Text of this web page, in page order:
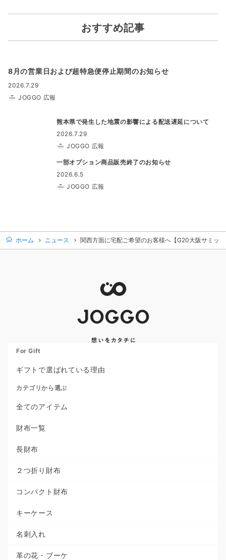
おすすめ記事
8月の営業日および超特急便停止期間のお知らせ
2026.7.29
JOGGO 広報
熊本県で発生した地震の影響による配送遅延について
2026.7.29
JOGGO 広報
一部オプション商品販売終了のお知らせ
2026.6.5
JOGGO 広報
ホーム ニュース 関西方面に宅配ご希望のお客様へ【G20大阪サミッ
For Gift
ギフトで選ばれている理由
カテゴリから選ぶ
全てのアイテム
財布一覧
長財布
２つ折り財布
コンパクト財布
キーケース
名刺入れ
革の花・ブーケ